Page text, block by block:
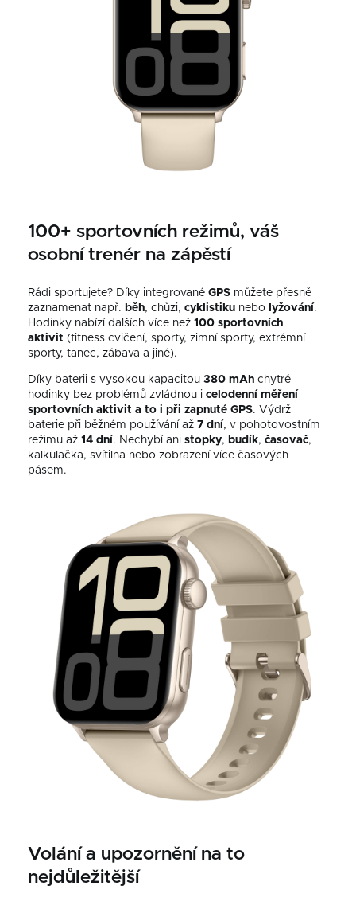
100+ sportovních režimů, váš
osobní trenér na zápěstí
Rádi sportujete? Díky integrované GPS můžete přesně
zaznamenat např. běh, chůzi, cyklistiku nebo lyžování.
Hodinky nabízí dalších více než 100 sportovních
aktivit (fitness cvičení, sporty, zimní sporty, extrémní
sporty, tanec, zábava a jiné).
Díky baterii s vysokou kapacitou 380 mAh chytré
hodinky bez problémů zvládnou i celodenní měření
sportovních aktivit a to i při zapnuté GPS. Výdrž
baterie při běžném používání až 7 dní, v pohotovostním
režimu až 14 dní. Nechybí ani stopky, budík, časovač,
kalkulačka, svítilna nebo zobrazení více časových
pásem.
Volání a upozornění na to
nejdůležitější